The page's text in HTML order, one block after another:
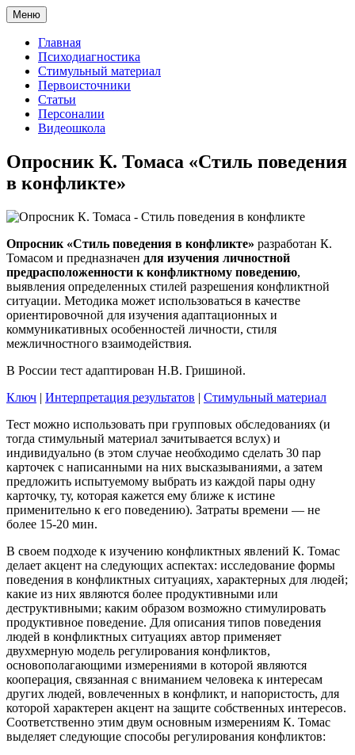
Меню
Главная
Психодиагностика
Стимульный материал
Первоисточники
Статьи
Персоналии
Видеошкола
Опросник К. Томаса «Стиль поведения
в конфликте»
Опросник «Стиль поведения в конфликте» разработан К.
Томасом и предназначен для изучения личностной
предрасположенности к конфликтному поведению,
выявления определенных стилей разрешения конфликтной
ситуации. Методика может использоваться в качестве
ориентировочной для изучения адаптационных и
коммуникативных особенностей личности, стиля
межличностного взаимодействия.
В России тест адаптирован Н.В. Гришиной.
Ключ | Интерпретация результатов | Стимульный материал
Тест можно использовать при групповых обследованиях (и
тогда стимульный материал зачитывается вслух) и
индивидуально (в этом случае необходимо сделать 30 пар
карточек с написанными на них высказываниями, а затем
предложить испытуемому выбрать из каждой пары одну
карточку, ту, которая кажется ему ближе к истине
применительно к его поведению). Затраты времени — не
более 15-20 мин.
В своем подходе к изучению конфликтных явлений К. Томас
делает акцент на следующих аспектах: исследование формы
поведения в конфликтных ситуациях, характерных для людей;
какие из них являются более продуктивными или
деструктивными; каким образом возможно стимулировать
продуктивное поведение. Для описания типов поведения
людей в конфликтных ситуациях автор применяет
двухмерную модель регулирования конфликтов,
основополагающими измерениями в которой являются
кооперация, связанная с вниманием человека к интересам
других людей, вовлеченных в конфликт, и напористость, для
которой характерен акцент на защите собственных интересов.
Соответственно этим двум основным измерениям К. Томас
выделяет следующие способы регулирования конфликтов: